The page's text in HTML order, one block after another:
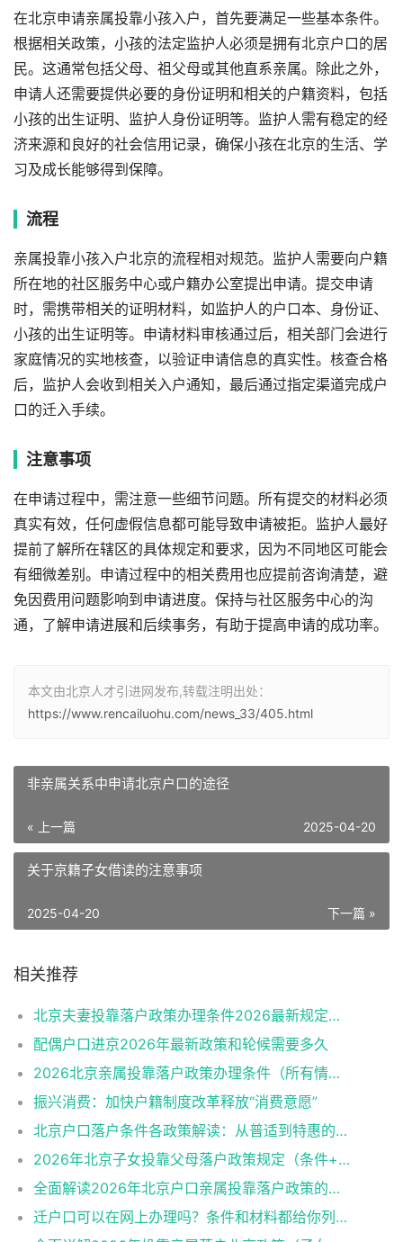
在北京申请亲属投靠小孩入户，首先要满足一些基本条件。
根据相关政策，小孩的法定监护人必须是拥有北京户口的居
民。这通常包括父母、祖父母或其他直系亲属。除此之外，
申请人还需要提供必要的身份证明和相关的户籍资料，包括
小孩的出生证明、监护人身份证明等。监护人需有稳定的经
济来源和良好的社会信用记录，确保小孩在北京的生活、学
习及成长能够得到保障。
流程
亲属投靠小孩入户北京的流程相对规范。监护人需要向户籍
所在地的社区服务中心或户籍办公室提出申请。提交申请
时，需携带相关的证明材料，如监护人的户口本、身份证、
小孩的出生证明等。申请材料审核通过后，相关部门会进行
家庭情况的实地核查，以验证申请信息的真实性。核查合格
后，监护人会收到相关入户通知，最后通过指定渠道完成户
口的迁入手续。
注意事项
在申请过程中，需注意一些细节问题。所有提交的材料必须
真实有效，任何虚假信息都可能导致申请被拒。监护人最好
提前了解所在辖区的具体规定和要求，因为不同地区可能会
有细微差别。申请过程中的相关费用也应提前咨询清楚，避
免因费用问题影响到申请进度。保持与社区服务中心的沟
通，了解申请进展和后续事务，有助于提高申请的成功率。
本文由北京人才引进网发布,转载注明出处：
https://www.rencailuohu.com/news_33/405.html
非亲属关系中申请北京户口的途径
« 上一篇 2025-04-20
关于京籍子女借读的注意事项
下一篇 »
2025-04-20
相关推荐
北京夫妻投靠落户政策办理条件2026最新规定消息
配偶户口进京2026年最新政策和轮候需要多久
2026北京亲属投靠落户政策办理条件（所有情况）
振兴消费：加快户籍制度改革释放“消费意愿”
北京户口落户条件各政策解读：从普适到特惠的多维通道
2026年北京子女投靠父母落户政策规定（条件+材料+流程）
全面解读2026年北京户口亲属投靠落户政策的各类情形
迁户口可以在网上办理吗？条件和材料都给你列好了！